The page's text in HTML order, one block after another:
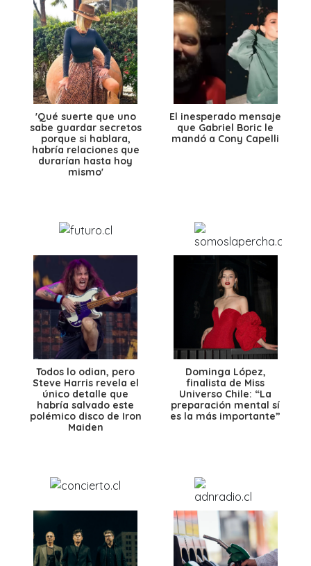
'Qué suerte que uno
sabe guardar secretos
porque si hablara,
habría relaciones que
durarían hasta hoy
mismo'
El inesperado mensaje
que Gabriel Boric le
mandó a Cony Capelli
Todos lo odian, pero
Steve Harris revela el
único detalle que
habría salvado este
polémico disco de Iron
Maiden
Dominga López,
finalista de Miss
Universo Chile: “La
preparación mental sí
es la más importante”